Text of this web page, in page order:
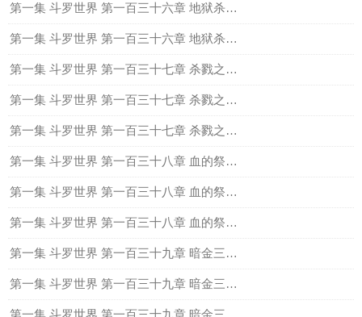
第一集 斗罗世界 第一百三十六章 地狱杀戮场（中）
第一集 斗罗世界 第一百三十六章 地狱杀戮场（下）
第一集 斗罗世界 第一百三十七章 杀戮之王（上）
第一集 斗罗世界 第一百三十七章 杀戮之王（中）
第一集 斗罗世界 第一百三十七章 杀戮之王（下）
第一集 斗罗世界 第一百三十八章 血的祭奠，地狱路（上）
第一集 斗罗世界 第一百三十八章 血的祭奠，地狱路（中）
第一集 斗罗世界 第一百三十八章 血的祭奠，地狱路（下）
第一集 斗罗世界 第一百三十九章 暗金三头蝙蝠王 （上）
第一集 斗罗世界 第一百三十九章 暗金三头蝙蝠王 （中）